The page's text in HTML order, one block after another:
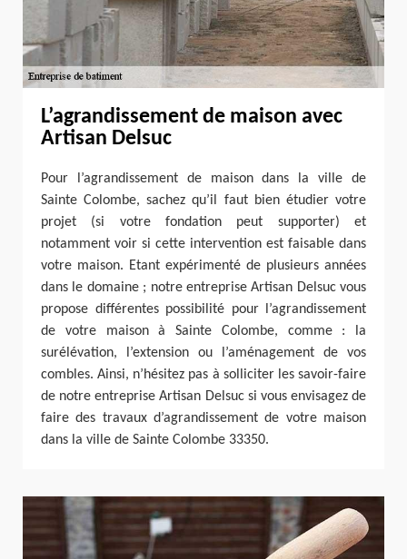
L’agrandissement de maison avec
Artisan Delsuc
Pour l’agrandissement de maison dans la ville de
Sainte Colombe, sachez qu’il faut bien étudier votre
projet (si votre fondation peut supporter) et
notamment voir si cette intervention est faisable dans
votre maison. Etant expérimenté de plusieurs années
dans le domaine ; notre entreprise Artisan Delsuc vous
propose différentes possibilité pour l’agrandissement
de votre maison à Sainte Colombe, comme : la
surélévation, l’extension ou l’aménagement de vos
combles. Ainsi, n’hésitez pas à solliciter les savoir-faire
de notre entreprise Artisan Delsuc si vous envisagez de
faire des travaux d’agrandissement de votre maison
dans la ville de Sainte Colombe 33350.